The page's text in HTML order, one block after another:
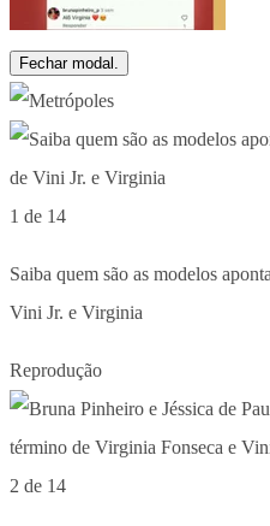
Fechar modal.
1 de 14
Saiba quem são as modelos
Vini Jr. e Virginia
Reprodução
2 de 14